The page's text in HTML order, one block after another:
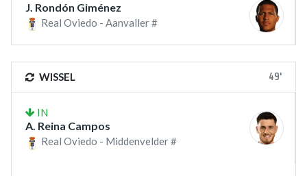
J. Rondón Giménez
Real Oviedo - Aanvaller #
WISSEL 49'
IN
A. Reina Campos
Real Oviedo - Middenvelder #